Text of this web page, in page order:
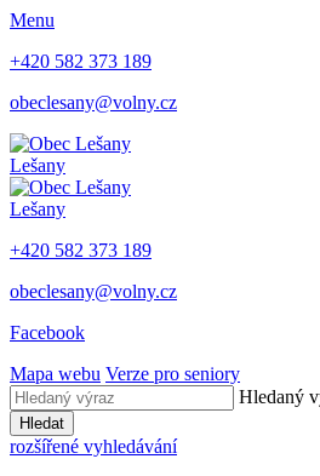
Menu
+420 582 373 189
obeclesany@volny.cz
Lešany
Lešany
+420 582 373 189
obeclesany@volny.cz
Facebook
Mapa webu Verze pro seniory
Hledaný
Hledat
rozšířené vyhledávání